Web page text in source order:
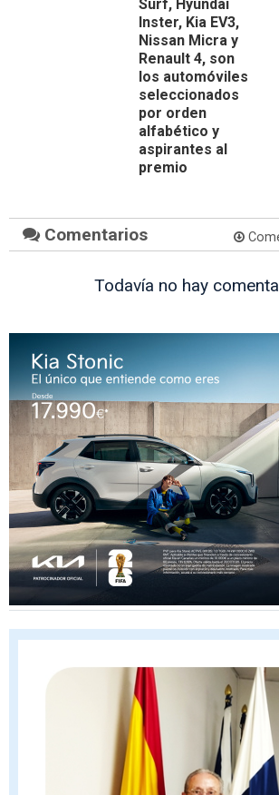
Surf, Hyundai
Inster, Kia EV3,
Nissan Micra y
Renault 4, son
los automóviles
seleccionados
por orden
alfabético y
aspirantes al
premio
Comentarios
Todavía no hay